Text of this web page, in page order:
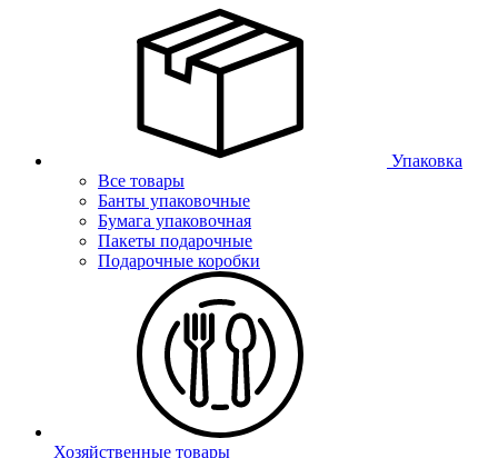
Упаковка
Все товары
Банты упаковочные
Бумага упаковочная
Пакеты подарочные
Подарочные коробки
Хозяйственные товары